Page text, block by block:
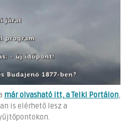
már olvasható itt, a Telki Portálon,
is elérhető lesz a